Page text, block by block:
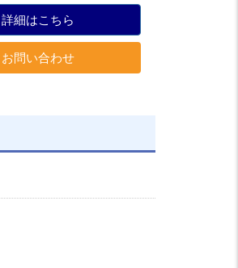
詳細はこちら
お問い合わせ